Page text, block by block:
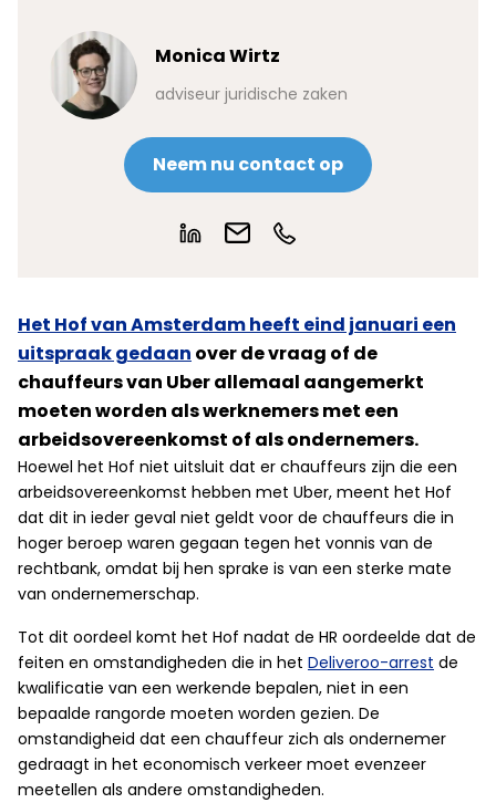
Monica Wirtz
adviseur juridische zaken
Neem nu contact op
Het Hof van Amsterdam heeft eind januari een
uitspraak gedaan over de vraag of de
chauffeurs van Uber allemaal aangemerkt
moeten worden als werknemers met een
arbeidsovereenkomst of als ondernemers.
Hoewel het Hof niet uitsluit dat er chauffeurs zijn die een
arbeidsovereenkomst hebben met Uber, meent het Hof
dat dit in ieder geval niet geldt voor de chauffeurs die in
hoger beroep waren gegaan tegen het vonnis van de
rechtbank, omdat bij hen sprake is van een sterke mate
van ondernemerschap.
Tot dit oordeel komt het Hof nadat de HR oordeelde dat de
feiten en omstandigheden die in het Deliveroo-arrest de
kwalificatie van een werkende bepalen, niet in een
bepaalde rangorde moeten worden gezien. De
omstandigheid dat een chauffeur zich als ondernemer
gedraagt in het economisch verkeer moet evenzeer
meetellen als andere omstandigheden.